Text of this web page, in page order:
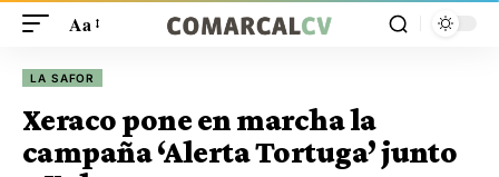
Aa
LA SAFOR
Xeraco pone en marcha la
campaña ‘Alerta Tortuga’ junto